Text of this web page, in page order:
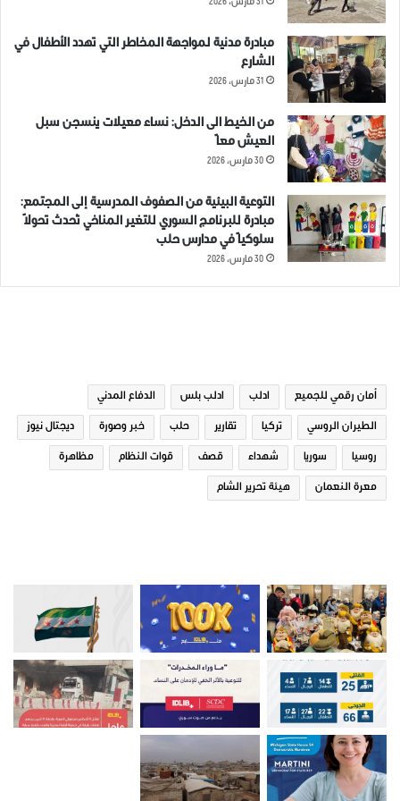
مرتبط
مجريات الأحداث في الشمال
شباط 2019
إعزاز بين الحياة والعودة… عيون
22 يناير، 2026
قتلى وجرحى في منبج والقوات
الأمريكية تشارك قسد في قمع
الاحتجاجات
1 يونيو، 2021
31 مارس، 2026
مبادرة مدنية لمواجهة المخاطر التي تهدد الأطفال في
الشارع
31 مارس، 2026
من الخيط الى الدخل: نساء معيلات ينسجن سبل
العيش معاً
30 مارس، 2026
التوعية البيئية من الصفوف المدرسية إلى المجتمع:
مبادرة للبرنامج السوري للتغير المناخي تُحدث تحولاً
سلوكياً في مدارس حلب
30 مارس، 2026
أمان رقمي للجميع ادلب ادلب بلس الدفاع المدني
الطيران الروسي تركيا تقارير حلب خبر وصورة ديجتال نيوز
روسيا سوريا شهداء قصف قوات النظام مظاهرة
معرة النعمان هيئة تحرير الشام